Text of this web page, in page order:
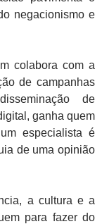
negacionismo e
colabora com a
de campanhas
de
ganha quem
especialista é
de uma opinião
a cultura e a
para fazer do